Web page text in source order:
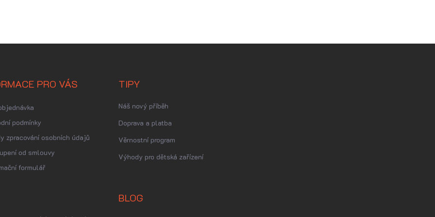
PRO VÁS
podmínky
zpracování osobních údajů
od smlouvy
formulář
TIPY
Náš nový příběh
Doprava a platba
Věrnostní program
Výhody pro dětská zařízení
BLOG